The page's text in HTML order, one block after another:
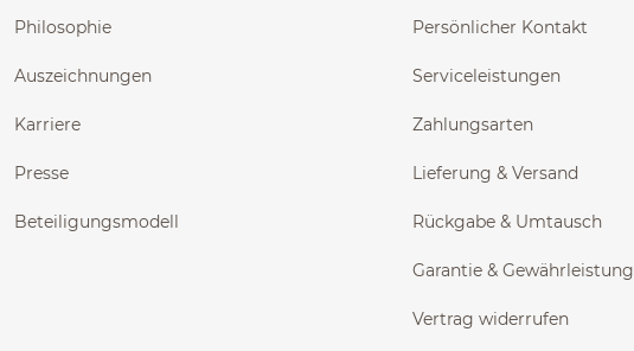
Philosophie
Auszeichnungen
Karriere
Presse
Beteiligungsmodell
Persönlicher Kontakt
Serviceleistungen
Zahlungsarten
Lieferung & Versand
Rückgabe & Umtausch
Garantie & Gewährleistung
Vertrag widerrufen